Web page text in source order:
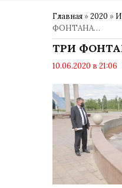
Главная »2020 »
ФОНТАНА…
ТРИ
10.06.2020 в 21:06